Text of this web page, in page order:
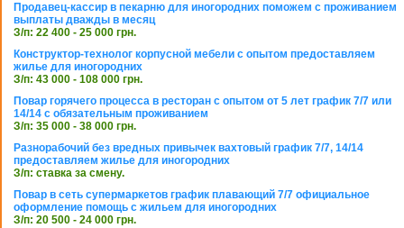
Продавец-кассир в пекарню для иногородних поможем с проживанием
выплаты дважды в месяц
З/п: 22 400 - 25 000 грн.
Конструктор-технолог корпусной мебели с опытом предоставляем
жилье для иногородних
З/п: 43 000 - 108 000 грн.
Повар горячего процесса в ресторан с опытом от 5 лет график 7/7 или
14/14 с обязательным проживанием
З/п: 35 000 - 38 000 грн.
Разнорабочий без вредных привычек вахтовый график 7/7, 14/14
предоставляем жилье для иногородних
З/п: ставка за смену.
Повар в сеть супермаркетов график плавающий 7/7 официальное
оформление помощь с жильем для иногородних
З/п: 20 500 - 24 000 грн.